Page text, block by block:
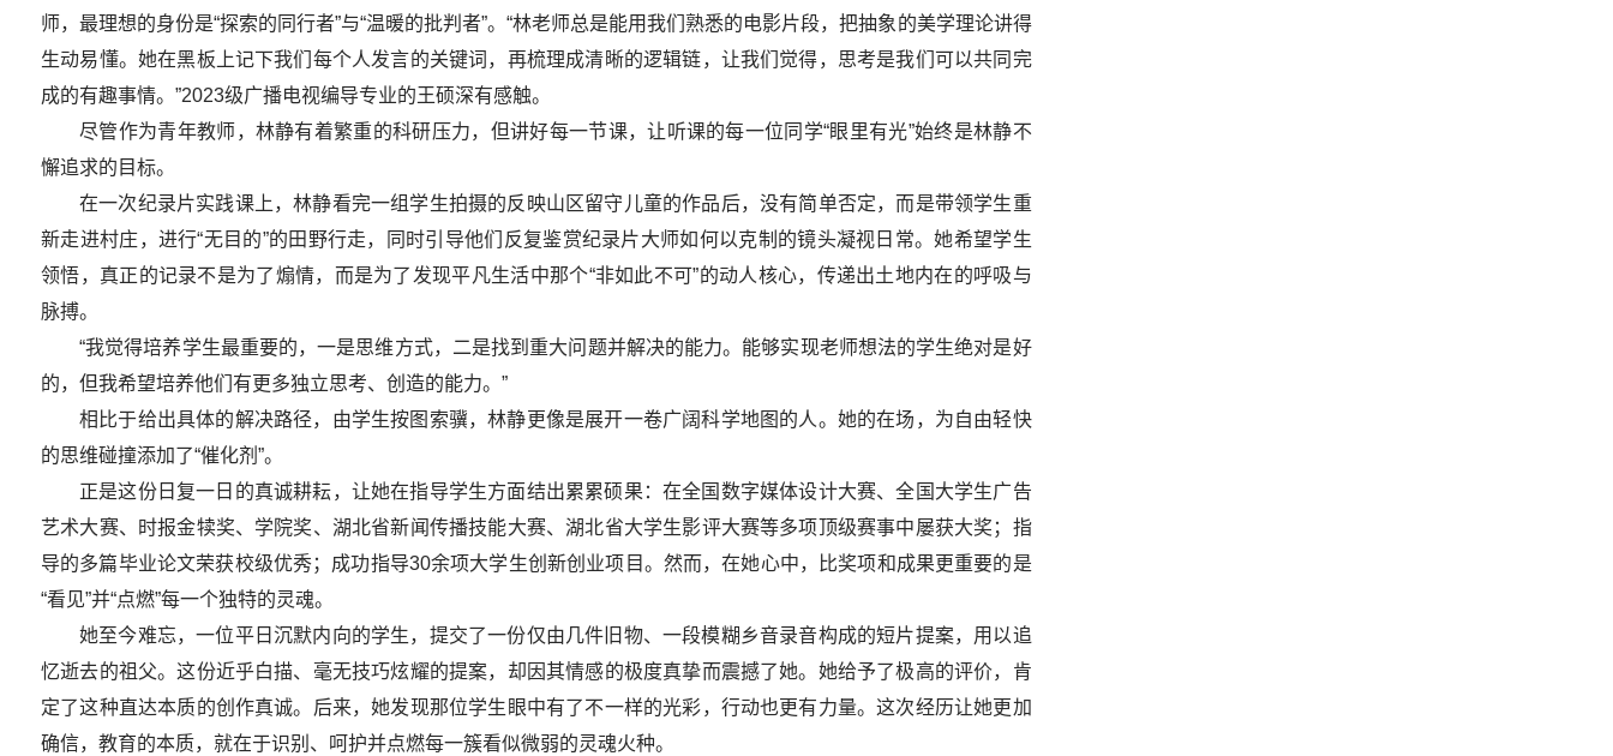
师，最理想的身份是“探索的同行者”与“温暖的批判者”。“林老师总是能用我们熟悉的电影片段，把抽象的美学理论讲得
生动易懂。她在黑板上记下我们每个人发言的关键词，再梳理成清晰的逻辑链，让我们觉得，思考是我们可以共同完
成的有趣事情。”2023级广播电视编导专业的王硕深有感触。
尽管作为青年教师，林静有着繁重的科研压力，但讲好每一节课，让听课的每一位同学“眼里有光”始终是林静不
懈追求的目标。
在一次纪录片实践课上，林静看完一组学生拍摄的反映山区留守儿童的作品后，没有简单否定，而是带领学生重
新走进村庄，进行“无目的”的田野行走，同时引导他们反复鉴赏纪录片大师如何以克制的镜头凝视日常。她希望学生
领悟，真正的记录不是为了煽情，而是为了发现平凡生活中那个“非如此不可”的动人核心，传递出土地内在的呼吸与
脉搏。
“我觉得培养学生最重要的，一是思维方式，二是找到重大问题并解决的能力。能够实现老师想法的学生绝对是好
的，但我希望培养他们有更多独立思考、创造的能力。”
相比于给出具体的解决路径，由学生按图索骥，林静更像是展开一卷广阔科学地图的人。她的在场，为自由轻快
的思维碰撞添加了“催化剂”。
正是这份日复一日的真诚耕耘，让她在指导学生方面结出累累硕果：在全国数字媒体设计大赛、全国大学生广告
艺术大赛、时报金犊奖、学院奖、湖北省新闻传播技能大赛、湖北省大学生影评大赛等多项顶级赛事中屡获大奖；指
导的多篇毕业论文荣获校级优秀；成功指导30余项大学生创新创业项目。然而，在她心中，比奖项和成果更重要的是
“看见”并“点燃”每一个独特的灵魂。
她至今难忘，一位平日沉默内向的学生，提交了一份仅由几件旧物、一段模糊乡音录音构成的短片提案，用以追
忆逝去的祖父。这份近乎白描、毫无技巧炫耀的提案，却因其情感的极度真挚而震撼了她。她给予了极高的评价，肯
定了这种直达本质的创作真诚。后来，她发现那位学生眼中有了不一样的光彩，行动也更有力量。这次经历让她更加
确信，教育的本质，就在于识别、呵护并点燃每一簇看似微弱的灵魂火种。